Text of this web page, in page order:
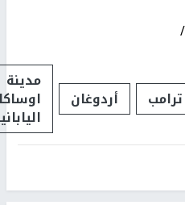
ترامب أردوغان
مدينة